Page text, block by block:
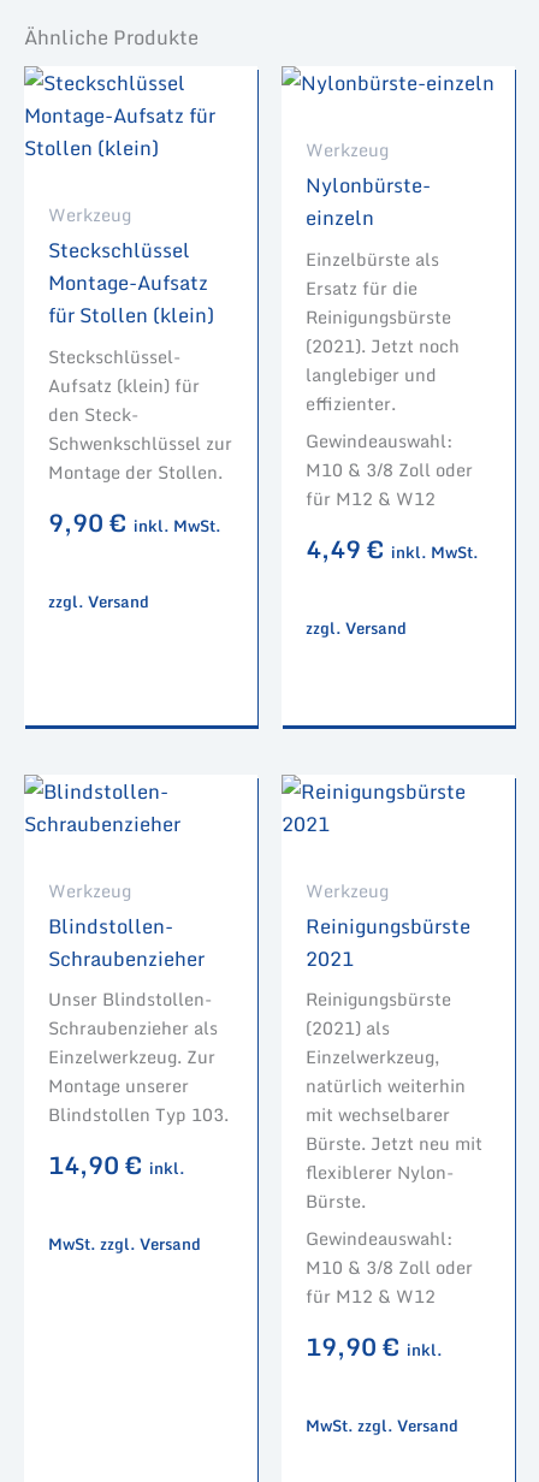
Ähnliche Produkte
Werkzeug
Steckschlüssel
Montage-Aufsatz
für Stollen (klein)
Steckschlüssel-
Aufsatz (klein) für
den Steck-
Schwenkschlüssel zur
Montage der Stollen.
9,90€ inkl. MwSt.
zzgl. Versand
Werkzeug
Nylonbürste-
einzeln
Einzelbürste als
Ersatz für die
Reinigungsbürste
(2021). Jetzt noch
langlebiger und
effizienter.
Gewindeauswahl:
M10 & 3/8 Zoll oder
für M12 & W12
4,49€ inkl. MwSt.
zzgl. Versand
Werkzeug
Blindstollen-
Schraubenzieher
Unser Blindstollen-
Schraubenzieher als
Einzelwerkzeug. Zur
Montage unserer
Blindstollen Typ 103.
14,90€ inkl.
MwSt. zzgl. Versand
Werkzeug
Reinigungsbürste
2021
Reinigungsbürste
(2021) als
Einzelwerkzeug,
natürlich weiterhin
mit wechselbarer
Bürste. Jetzt neu mit
flexiblerer Nylon-
Bürste.
Gewindeauswahl:
M10 & 3/8 Zoll oder
für M12 & W12
19,90€ inkl.
MwSt. zzgl. Versand